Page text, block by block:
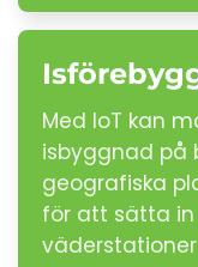
Med IoT kan
isbyggnad på
geografiska
för att sätta